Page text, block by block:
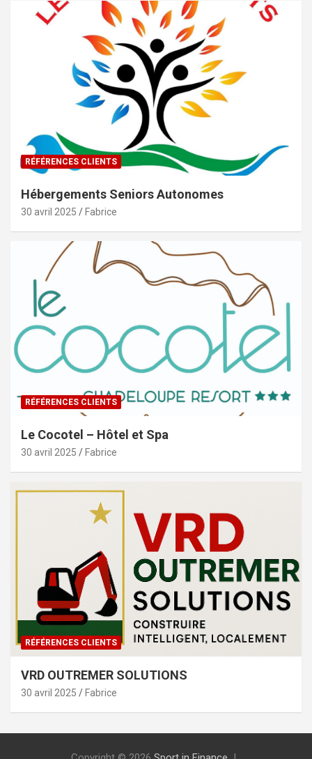
RÉFÉRENCES CLIENTS
Hébergements Seniors Autonomes
30 avril 2025 Fabrice
RÉFÉRENCES CLIENTS
Le Cocotel – Hôtel et Spa
30 avril 2025 Fabrice
RÉFÉRENCES CLIENTS
VRD OUTREMER SOLUTIONS
30 avril 2025 Fabrice